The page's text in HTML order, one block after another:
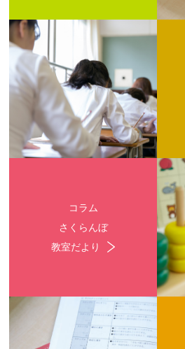
コラム
さくらんぼ
教室だより